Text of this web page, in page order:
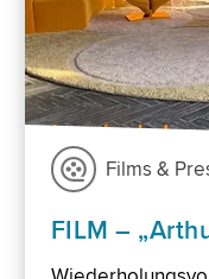
Films &
FILM –